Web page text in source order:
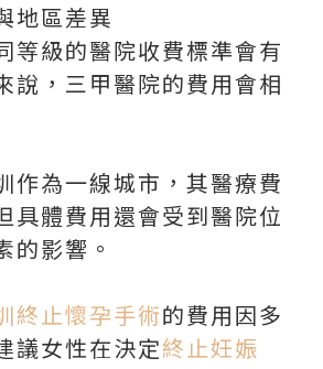
地區差異
等級的醫院收費標準會有
說，三甲醫院的費用會相
作為一線城市，其醫療費
具體費用還會受到醫院位
的影響。
終止懷孕手術的費用因多
議女性在決定終止妊娠